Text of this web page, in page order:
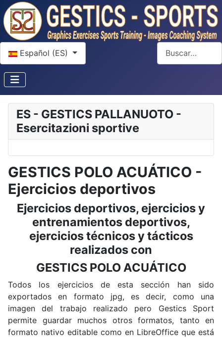
Seleccione su idioma
Español (ES)
Buscar
ES - GESTICS PALLANUOTO -
Esercitazioni sportive
GESTICS POLO ACUÁTICO -
Ejercicios deportivos
Ejercicios deportivos, ejercicios y
entrenamientos deportivos,
ejercicios técnicos y tácticos
realizados con
GESTICS POLO ACUÁTICO
Todos los ejercicios de esta sección han sido
exportados en formato jpg, es decir, como una
imagen del trabajo realizado pero Gestics Sport
permite guardar muchos otros formatos, tanto en
formato nativo editable como en LibreOffice que está